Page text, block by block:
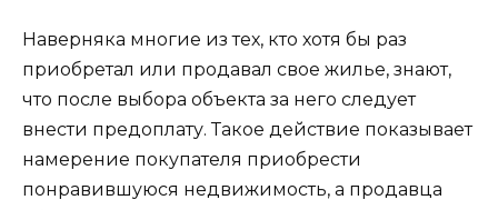
Наверняка многие из тех, кто хотя бы раз
приобретал или продавал свое жилье, знают,
что после выбора объекта за него следует
внести предоплату. Такое действие показывает
намерение покупателя приобрести
понравившуюся недвижимость, а продавца